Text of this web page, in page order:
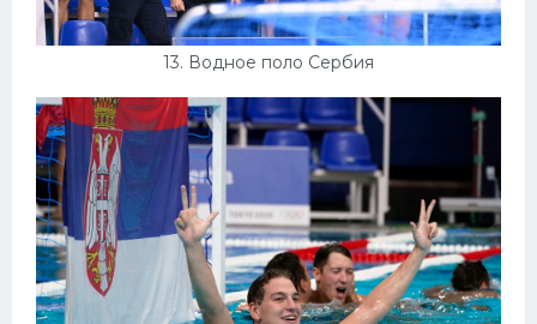
13. Водное поло Сербия